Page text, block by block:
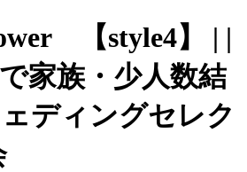
【style4】 | |
家族・少人数結
ディングセレク